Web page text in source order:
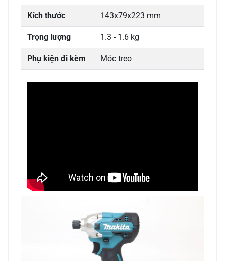
Kích thước 143x79x223 mm
Trọng lượng 1.3 - 1.6 kg
Phụ kiện đi kèm Móc treo